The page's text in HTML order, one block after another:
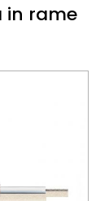
in rame